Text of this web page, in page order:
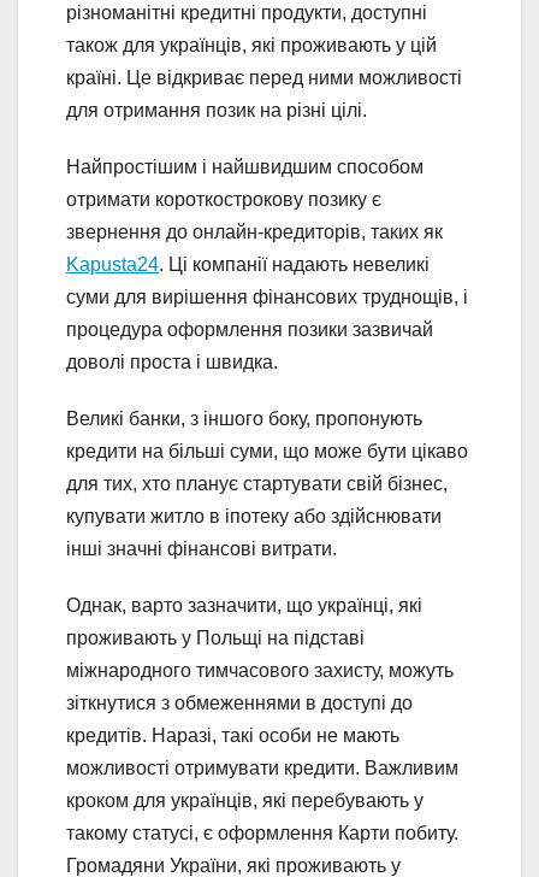
різноманітні кредитні продукти, доступні
також для українців, які проживають у цій
країні. Це відкриває перед ними можливості
для отримання позик на різні цілі.
Найпростішим і найшвидшим способом
отримати короткострокову позику є
звернення до онлайн-кредиторів, таких як
Kapusta24. Ці компанії надають невеликі
суми для вирішення фінансових труднощів, і
процедура оформлення позики зазвичай
доволі проста і швидка.
Великі банки, з іншого боку, пропонують
кредити на більші суми, що може бути цікаво
для тих, хто планує стартувати свій бізнес,
купувати житло в іпотеку або здійснювати
інші значні фінансові витрати.
Однак, варто зазначити, що українці, які
проживають у Польщі на підставі
міжнародного тимчасового захисту, можуть
зіткнутися з обмеженнями в доступі до
кредитів. Наразі, такі особи не мають
можливості отримувати кредити. Важливим
кроком для українців, які перебувають у
такому статусі, є оформлення Карти побиту.
Громадяни України, які проживають у